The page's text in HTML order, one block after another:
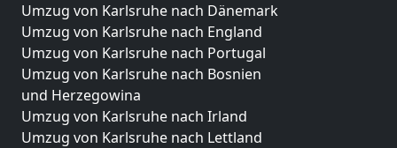
Umzug von Karlsruhe nach Dänemark
Umzug von Karlsruhe nach England
Umzug von Karlsruhe nach Portugal
Umzug von Karlsruhe nach Bosnien
und Herzegowina
Umzug von Karlsruhe nach Irland
Umzug von Karlsruhe nach Lettland